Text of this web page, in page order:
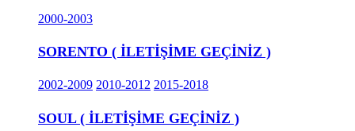
2000-2003
SORENTO ( İLETİŞİME GEÇİNİZ )
2002-2009 2010-2012 2015-2018
SOUL ( İLETİŞİME GEÇİNİZ )